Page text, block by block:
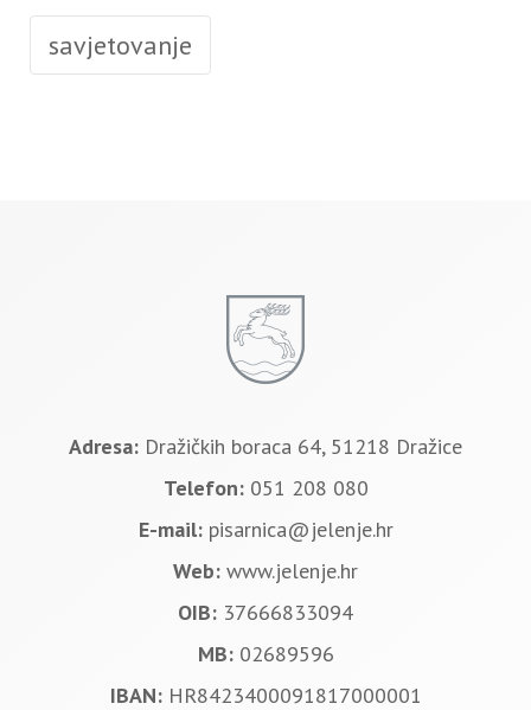
savjetovanje
Adresa: Dražičkih boraca 64, 51218 Dražice
Telefon: 051 208 080
E-mail: pisarnica@jelenje.hr
Web: www.jelenje.hr
OIB: 37666833094
MB: 02689596
IBAN: HR8423400091817000001